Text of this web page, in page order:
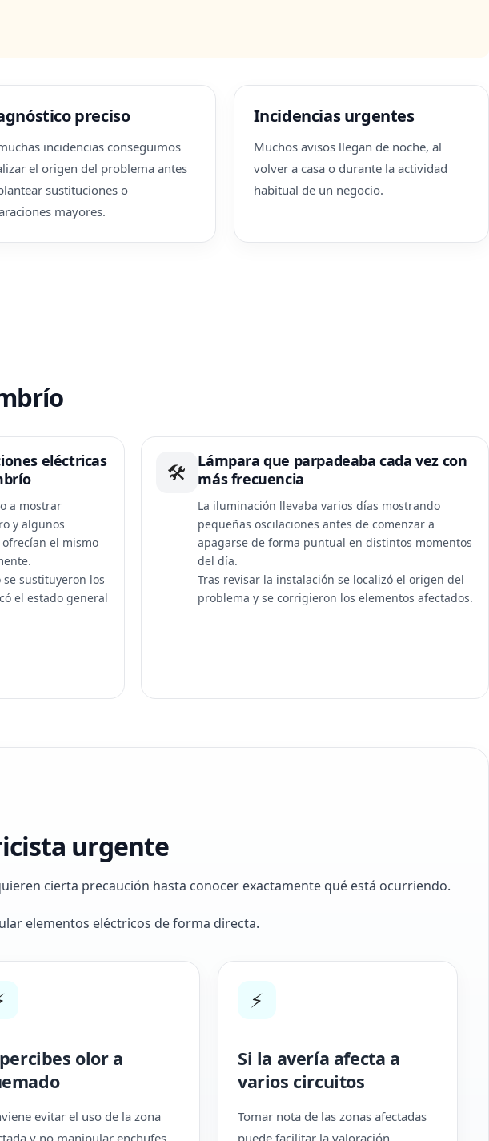
preciso
incidencias conseguimos
el origen del problema antes
sustituciones o
mayores.
Incidencias urgentes
Muchos avisos llegan de noche, al
volver a casa o durante la actividad
habitual de un negocio.
eléctricas
a mostrar
y algunos
el mismo
sustituyeron los
el estado general
🛠
Lámpara que parpadeaba cada vez con
más frecuencia
La iluminación llevaba varios días mostrando
pequeñas oscilaciones antes de comenzar a
apagarse de forma puntual en distintos momentos
del día.
Tras revisar la instalación se localizó el origen del
problema y se corrigieron los elementos afectados.
urgente
cierta precaución hasta conocer exactamente qué está ocurriendo.
elementos eléctricos de forma directa.
olor a
evitar el uso de la zona
y no manipular enchufes,
⚡
Si la avería afecta a
varios circuitos
Tomar nota de las zonas afectadas
puede facilitar la valoración